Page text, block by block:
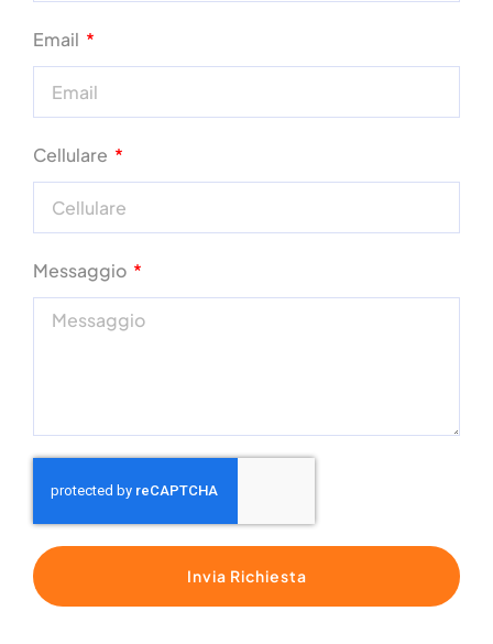
Email
Cellulare
Messaggio
Invia Richiesta